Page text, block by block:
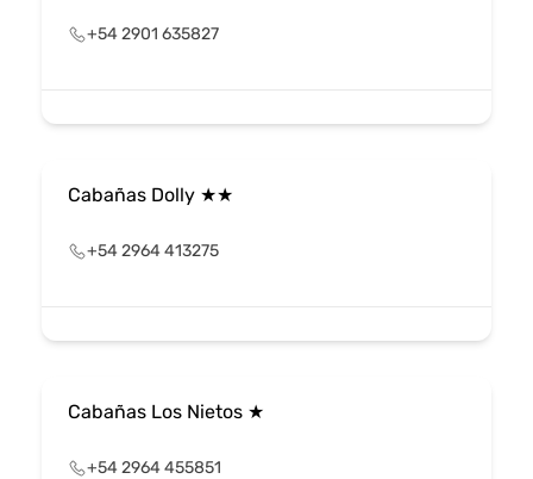
+54 2901 635827
Cabañas Dolly ★★
+54 2964 413275
Cabañas Los Nietos ★
+54 2964 455851